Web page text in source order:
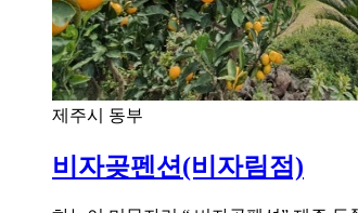
제주시 동부
비자곶펜션(비자림점)